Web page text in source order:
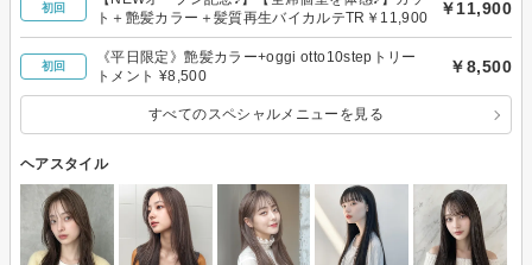
初回
ト＋艶髪カラー＋髪質再生バイカルテTR￥11,900
￥11,900
初回
《平日限定》艶髪カラー+oggi otto10stepトリー
トメント ¥8,500
￥8,500
すべてのスペシャルメニューを見る
ヘアスタイル